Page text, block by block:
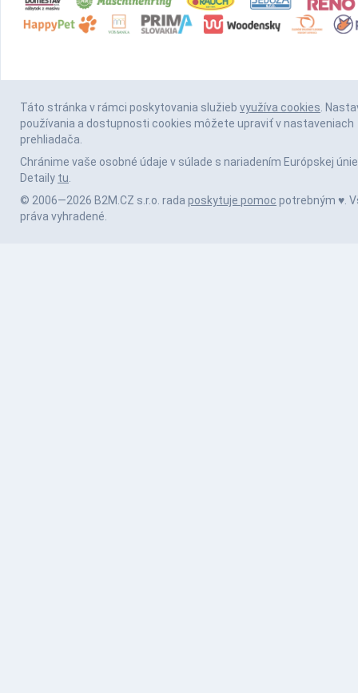
Táto stránka v rámci poskytovania služieb využíva cookies.
používania a dostupnosti cookies môžete upraviť v nastaveniach
prehliadača.
Chránime vaše osobné údaje v súlade s nariadením Európskej únie
Detaily tu.
© 2006—2026 B2M.CZ s.r.o. rada poskytuje pomoc potrebným ♥️.
práva vyhradené.